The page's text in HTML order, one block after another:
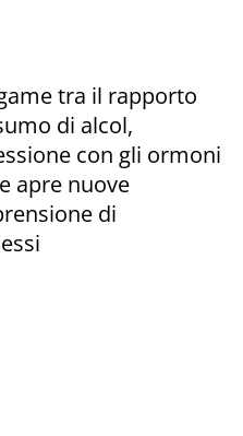
tra il rapporto
di alcol,
con gli ormoni
apre nuove
di